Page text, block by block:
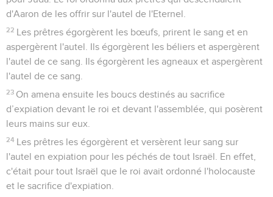
d'Aaron de les offrir sur l'autel de l'Eternel.
22 Les prêtres égorgèrent les bœufs, prirent le sang et en
aspergèrent l'autel. Ils égorgèrent les béliers et aspergèrent
l'autel de ce sang. Ils égorgèrent les agneaux et aspergèrent
l'autel de ce sang.
23 On amena ensuite les boucs destinés au sacrifice
d’expiation devant le roi et devant l'assemblée, qui posèrent
leurs mains sur eux.
24 Les prêtres les égorgèrent et versèrent leur sang sur
l'autel en expiation pour les péchés de tout Israël. En effet,
c'était pour tout Israël que le roi avait ordonné l'holocauste
et le sacrifice d'expiation.